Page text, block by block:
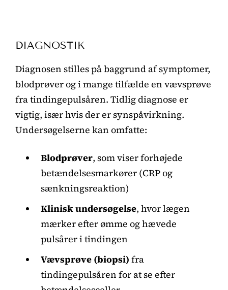
DIAGNOSTIK
Diagnosen stilles på baggrund af symptomer,
blodprøver og i mange tilfælde en vævsprøve
fra tindingepulsåren. Tidlig diagnose er
vigtig, især hvis der er synspåvirkning.
Undersøgelserne kan omfatte:
Blodprøver, som viser forhøjede
betændelsesmarkører (CRP og
sænkningsreaktion)
Klinisk undersøgelse, hvor lægen
mærker efter ømme og hævede
pulsårer i tindingen
Vævsprøve (biopsi) fra
tindingepulsåren for at se efter